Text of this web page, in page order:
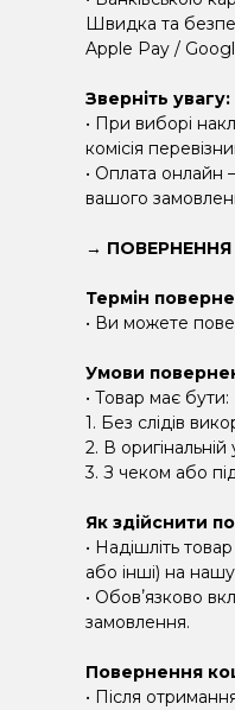
Швидка та
Apple Pay /
Зверніть увагу:
• При виборі
комісія
• Оплата
вашого
→ ПОВЕРНЕННЯ
Термін
• Ви можете
Умови
• Товар має бути:
1. Без слідів
2. В оригінальній
3. З чеком або
Як здійснити
• Надішліть
або інші) на
• Обовʼязково
замовлення.
Повернення
• Після